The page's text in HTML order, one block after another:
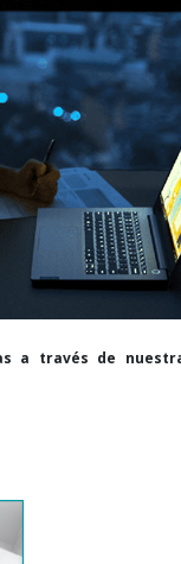
a través de